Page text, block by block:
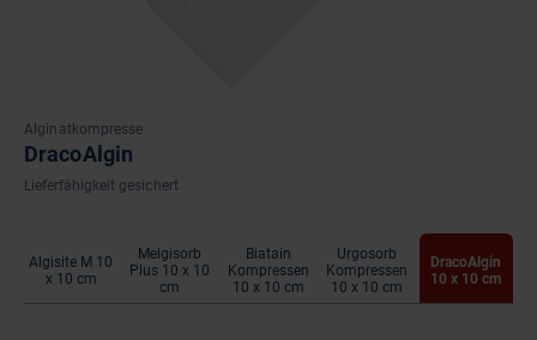
Alginatkompresse
DracoAlgin
Lieferfähigkeit gesichert
Algisite M 10
x 10 cm
Melgisorb
Plus 10 x 10
cm
Biatain
Kompressen
10 x 10 cm
Urgosorb
Kompressen
10 x 10 cm
DracoAlgin
10 x 10 cm